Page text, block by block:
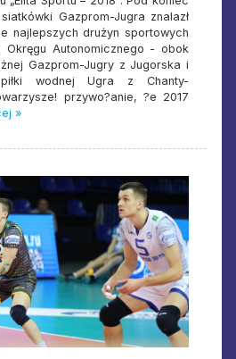
Gazprom-Jugra znalazł
najlepszych drużyn sportowych
Okręgu Autonomicznego - obok
Gazprom-Jugry z Jugorska i
wodnej Ugra z Chanty-
przywo?anie, ?e 2017
»